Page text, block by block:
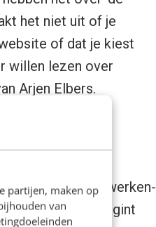
partijen, maken op
van
het niet uit of je
of dat je kiest
willen lezen over
Arjen Elbers.
Maar een werken-
meer. Het begint